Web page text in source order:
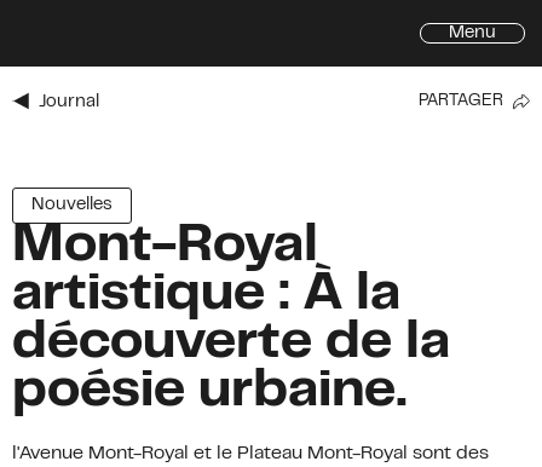
Menu
Journal
Nouvelles
Mont-Royal
artistique : À la
découverte de la
poésie urbaine.
l'Avenue Mont-Royal et le Plateau Mont-Royal sont des
PARTAGER
Inscrivez-vous à l'infolettre de
Prénom
Prénom*
Nom
Courriel*
Adresse